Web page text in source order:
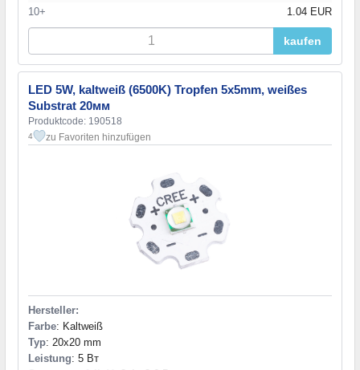
10+
1.04 EUR
kaufen
LED 5W, kaltweiß (6500K) Tropfen 5х5mm, weißes
Substrat 20мм
Produktcode: 190518
4 zu Favoriten hinzufügen
Hersteller:
Farbe: Kaltweiß
Typ: 20x20 mm
Leistung: 5 Вт